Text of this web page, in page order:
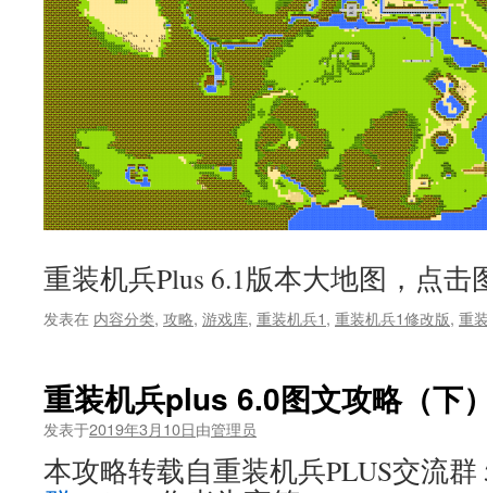
重装机兵Plus 6.1版本大地图，点
发表在 内容分类, 攻略, 游戏库, 重装机兵1, 重装机兵1修改版, 重
重装机兵plus 6.0图文攻略（下
发表于2019年3月10日由管理员
本攻略转载自重装机兵PLUS交流群